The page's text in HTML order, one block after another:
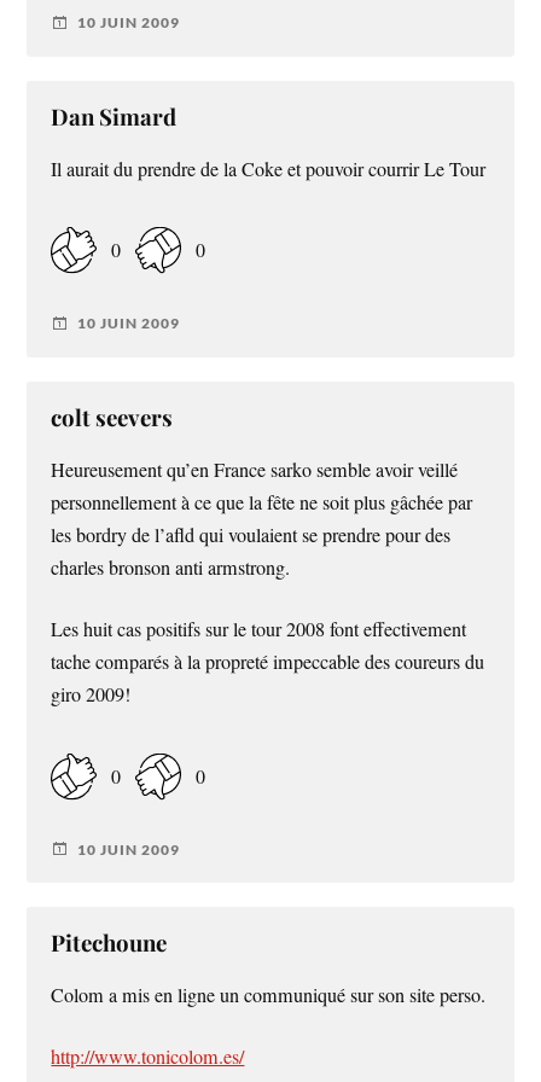
10 JUIN 2009
Dan Simard
Il aurait du prendre de la Coke et pouvoir courrir Le Tour
0 0
10 JUIN 2009
colt seevers
Heureusement qu’en France sarko semble avoir veillé
personnellement à ce que la fête ne soit plus gâchée par
les bordry de l’afld qui voulaient se prendre pour des
charles bronson anti armstrong.
Les huit cas positifs sur le tour 2008 font effectivement
tache comparés à la propreté impeccable des coureurs du
giro 2009!
0 0
10 JUIN 2009
Pitechoune
Colom a mis en ligne un communiqué sur son site perso.
http://www.tonicolom.es/